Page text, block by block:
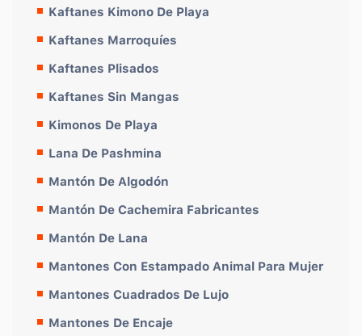
Kaftanes Kimono De Playa
Kaftanes Marroquíes
Kaftanes Plisados
Kaftanes Sin Mangas
Kimonos De Playa
Lana De Pashmina
Mantón De Algodón
Mantón De Cachemira Fabricantes
Mantón De Lana
Mantones Con Estampado Animal Para Mujer
Mantones Cuadrados De Lujo
Mantones De Encaje